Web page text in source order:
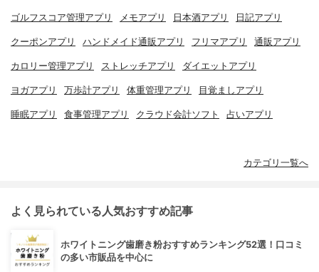
ゴルフスコア管理アプリ メモアプリ 日本酒アプリ 日記アプリ
クーポンアプリ ハンドメイド通販アプリ フリマアプリ 通販アプリ
カロリー管理アプリ ストレッチアプリ ダイエットアプリ
ヨガアプリ 万歩計アプリ 体重管理アプリ 目覚ましアプリ
睡眠アプリ 食事管理アプリ クラウド会計ソフト 占いアプリ
カテゴリ一覧へ
よく見られている人気おすすめ記事
ホワイトニング歯磨き粉おすすめランキング52選！口コミ
の多い市販品を中心に